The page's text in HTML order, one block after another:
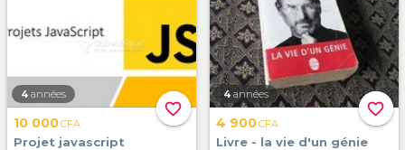
favorite_border
4 années
10 000CFA
Projet javascript
favorite_border
4 années
4 900CFA
Livre - la vie d'un génie